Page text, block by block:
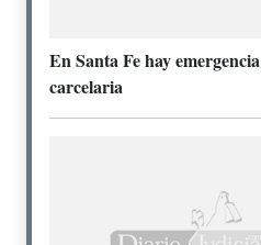
En Santa Fe hay emergencia
carcelaria